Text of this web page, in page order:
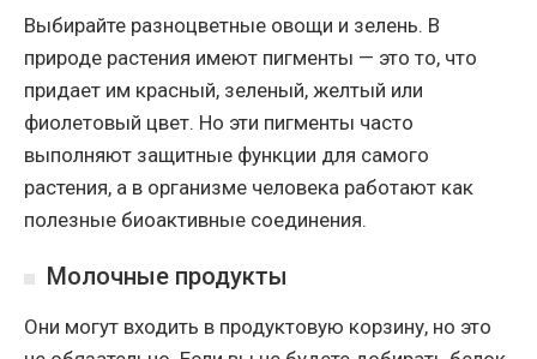
Выбирайте разноцветные овощи и зелень. В
природе растения имеют пигменты — это то, что
придает им красный, зеленый, желтый или
фиолетовый цвет. Но эти пигменты часто
выполняют защитные функции для самого
растения, а в организме человека работают как
полезные биоактивные соединения.
Молочные продукты
Они могут входить в продуктовую корзину, но это